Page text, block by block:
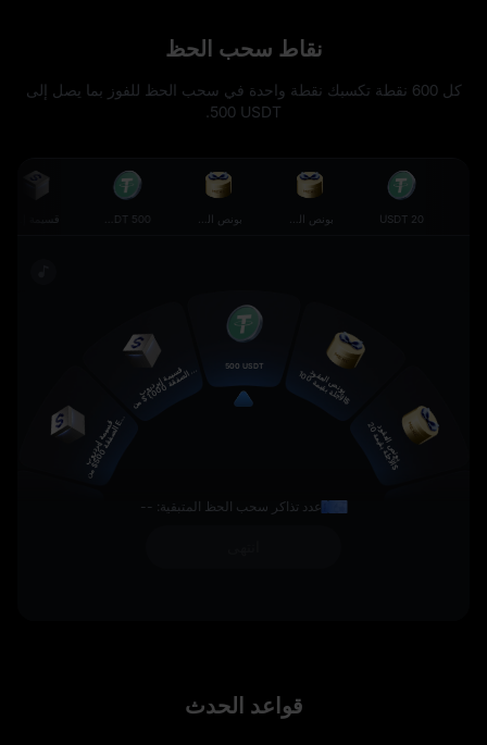
نقاط سحب الحظ
كل 600 نقطة تكسبك نقطة واحدة في سحب الحظ للفوز بما يصل إلى
500 USDT
500 USDT بونص العقود الآجلة بقيمة 100$ بونص العقود الآجلة بقيمة 20$ 20 USDT
عدد تذاكر سحب الحظ المتبقية: --
قواعد الحدث